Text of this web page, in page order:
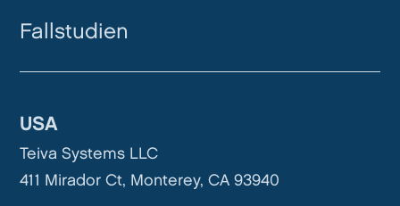
USA
Teiva Systems LLC
411 Mirador Ct, Monterey, CA 93940
Fallstudien